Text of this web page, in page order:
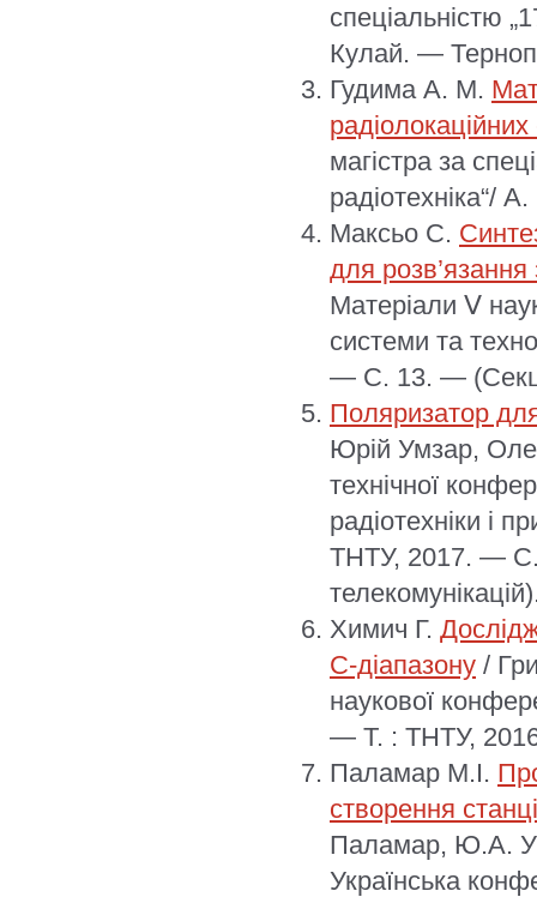
спеціальністю
Кулай. —
Гудима А. М.
радіолокаційних
магістра за
радіотехніка“/
Максьо С.
для розв’язання
Матеріали Ⅴ
системи та
— С. 13. —
Поляризатор
Юрій Умзар,
технічної
радіотехніки і
ТНТУ, 2017. — С.
Химич Г.
С-діапазону /
наукової
— Т. : ТНТУ, 2016
Паламар М.І.
створення
Паламар, Ю.А.
Українська